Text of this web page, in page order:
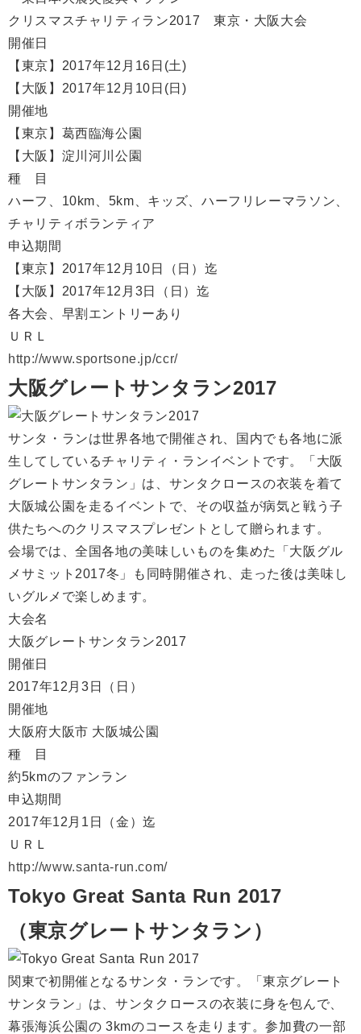
クリスマスチャリティラン2017 東京・大阪大会
開催日
【東京】2017年12月16日(土)
【大阪】2017年12月10日(日)
開催地
【東京】葛西臨海公園
【大阪】淀川河川公園
種 目
ハーフ、 10km、 5km、 キッズ、 ハーフリレーマラソン、
チャリティボランティア
申込期間
【東京】2017年12月10日（日）迄
【大阪】2017年12月3日（日）迄
各大会、早割エントリーあり
ＵＲＬ
http://www.sportsone.jp/ccr/
大阪グレートサンタラン2017
サンタ・ランは世界各地で開催され、国内でも各地に派
生してしているチャリティ・ランイベントです。「大阪
グレートサンタラン」は、サンタクロースの衣装を着て
大阪城公園を走るイベントで、その収益が病気と戦う子
供たちへのクリスマスプレゼントとして贈られます。
会場では、全国各地の美味しいものを集めた「大阪グル
メサミット2017冬」も同時開催され、走った後は美味し
いグルメで楽しめます。
大会名
大阪グレートサンタラン2017
開催日
2017年12月3日（日）
開催地
大阪府大阪市 大阪城公園
種 目
約5kmのファンラン
申込期間
2017年12月1日（金）迄
ＵＲＬ
http://www.santa-run.com/
Tokyo Great Santa Run 2017
（東京グレートサンタラン）
関東で初開催となるサンタ・ランです。「東京グレート
サンタラン」は、サンタクロースの衣装に身を包んで、
幕張海浜公園の 3kmのコースを走ります。参加費の一部